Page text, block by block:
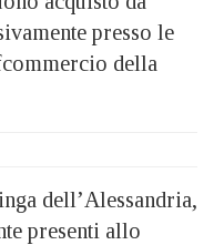
presso le
della
dell’Alessandria,
presenti allo